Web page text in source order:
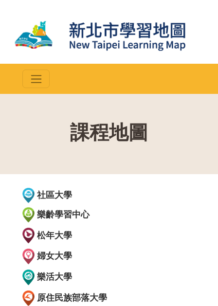
課程地圖
社區大學
樂齡學習中心
松年大學
婦女大學
樂活大學
原住民族部落大學